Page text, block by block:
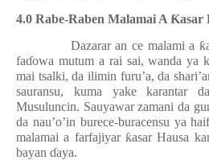
4.0 Rabe-Raben Malamai A Ƙasar
Dazarar an ce malami a ƙ
faɗowa mutum a rai sai, wanda ya
mai tsalki, da ilimin furu’a, da
sauransu, kuma yake karantar
Musuluncin. Sauyawar zamani da
da nau’o’in burece-buracensu ya
malamai a farfajiyar ƙasar Hausa
bayan ɗaya.